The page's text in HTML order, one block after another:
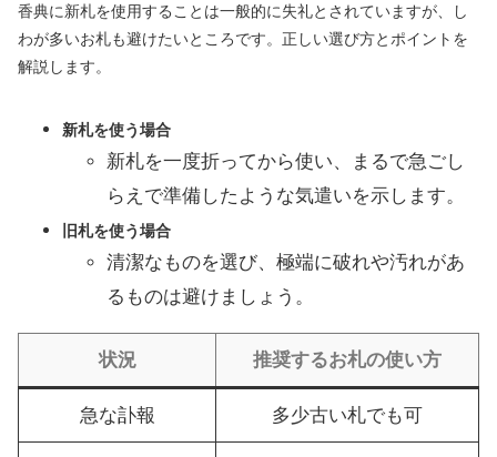
香典に新札を使用することは一般的に失礼とされていますが、し
わが多いお札も避けたいところです。正しい選び方とポイントを
解説します。
新札を使う場合
新札を一度折ってから使い、まるで急ごし
らえで準備したような気遣いを示します。
旧札を使う場合
清潔なものを選び、極端に破れや汚れがあ
るものは避けましょう。
状況 推奨するお札の使い方
急な訃報 多少古い札でも可